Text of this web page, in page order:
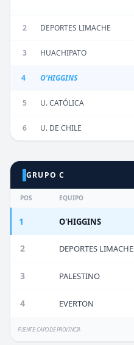
2 DEPORTES LIMACHE
3 HUACHIPATO
4 O'HIGGINS
5 U. CATÓLICA
6 U. DE CHILE
GRUPO C
POS EQUIPO
1 O'HIGGINS
2 DEPORTES LIMACHE
3 PALESTINO
4 EVERTON
FUENTE: CAPO DE PROVINCIA